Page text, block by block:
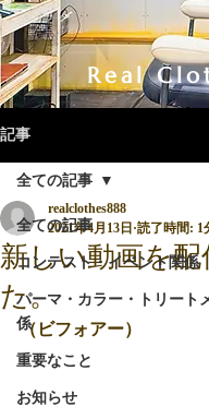
Real
記事
全ての記事
コンテスト・イベント関係
パーマ・カラー・トリート
係
重要なこと
お知らせ
全ての記事
新しい動画を配
た。
realclothes888
2021年4月13日 読了時間: 1
（ビフォアー）